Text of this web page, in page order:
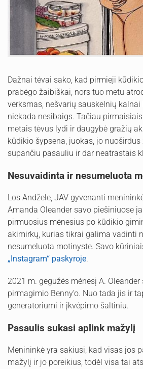
Dažnai tėvai sako, kad pirmieji
prabėgo žaibiškai, nors tuo metu
verksmas, nešvarių sauskelnių
niekada nesibaigs. Tačiau
metais tėvus lydi ir daugybė gražių
kūdikio šypsena, juokas, jo
supančiu pasauliu ir dar neatrastais
Nesuvaidinta ir nesumeluota
Los Andžele, JAV gyvenanti
Amanda Oleander savo piešiniuose
pirmuosius mėnesius po kūdikio
akimirkų, kurias tikrai galima vadinti
nesumeluota motinyste. Savo
„Instagram“ paskyroje.
2021 m. gegužės mėnesį A.
pirmagimio Benny’o. Nuo tada jis ir
generatoriumi ir įkvėpimo šaltiniu.
Pasaulis sukasi aplink mažylį
Menininkė yra sakiusi, kad visas jos
mažylį ir jo poreikius, todėl visa tai